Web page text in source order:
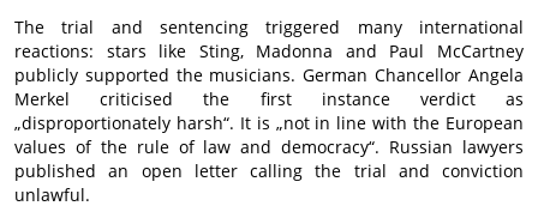
The trial and sentencing triggered many international
reactions: stars like Sting, Madonna and Paul McCartney
publicly supported the musicians. German Chancellor Angela
Merkel criticised the first instance verdict as
„disproportionately harsh“. It is „not in line with the European
values of the rule of law and democracy“. Russian lawyers
published an open letter calling the trial and conviction
unlawful.